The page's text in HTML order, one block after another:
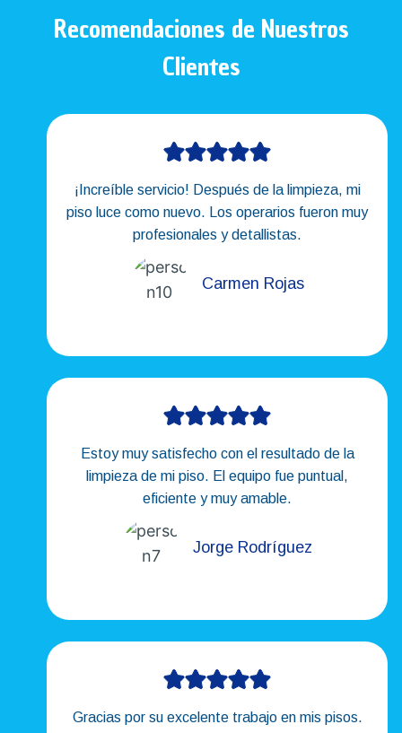
Recomendaciones de Nuestros
Clientes
¡Increíble servicio! Después de la limpieza, mi
piso luce como nuevo. Los operarios fueron muy
profesionales y detallistas.
Carmen Rojas
Estoy muy satisfecho con el resultado de la
limpieza de mi piso. El equipo fue puntual,
eficiente y muy amable.
Jorge Rodríguez
Gracias por su excelente trabajo en mis pisos.